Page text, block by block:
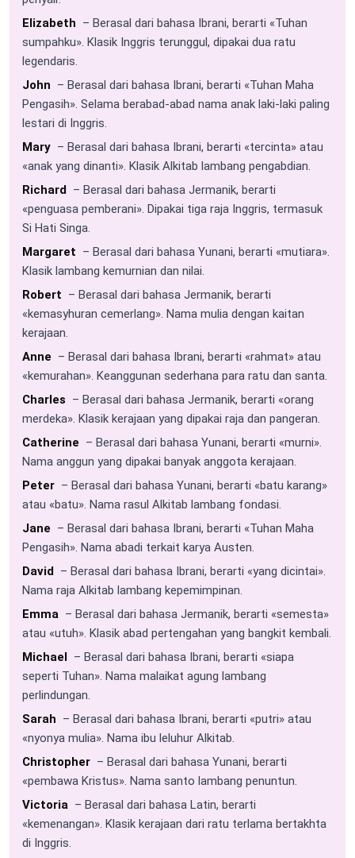
Elizabeth – Berasal dari bahasa Ibrani, berarti «Tuhan
sumpahku». Klasik Inggris terunggul, dipakai dua ratu
legendaris.
John – Berasal dari bahasa Ibrani, berarti «Tuhan Maha
Pengasih». Selama berabad-abad nama anak laki-laki paling
lestari di Inggris.
Mary – Berasal dari bahasa Ibrani, berarti «tercinta» atau
«anak yang dinanti». Klasik Alkitab lambang pengabdian.
Richard – Berasal dari bahasa Jermanik, berarti
«penguasa pemberani». Dipakai tiga raja Inggris, termasuk
Si Hati Singa.
Margaret – Berasal dari bahasa Yunani, berarti «mutiara».
Klasik lambang kemurnian dan nilai.
Robert – Berasal dari bahasa Jermanik, berarti
«kemasyhuran cemerlang». Nama mulia dengan kaitan
kerajaan.
Anne – Berasal dari bahasa Ibrani, berarti «rahmat» atau
«kemurahan». Keanggunan sederhana para ratu dan santa.
Charles – Berasal dari bahasa Jermanik, berarti «orang
merdeka». Klasik kerajaan yang dipakai raja dan pangeran.
Catherine – Berasal dari bahasa Yunani, berarti «murni».
Nama anggun yang dipakai banyak anggota kerajaan.
Peter – Berasal dari bahasa Yunani, berarti «batu karang»
atau «batu». Nama rasul Alkitab lambang fondasi.
Jane – Berasal dari bahasa Ibrani, berarti «Tuhan Maha
Pengasih». Nama abadi terkait karya Austen.
David – Berasal dari bahasa Ibrani, berarti «yang dicintai».
Nama raja Alkitab lambang kepemimpinan.
Emma – Berasal dari bahasa Jermanik, berarti «semesta»
atau «utuh». Klasik abad pertengahan yang bangkit kembali.
Michael – Berasal dari bahasa Ibrani, berarti «siapa
seperti Tuhan». Nama malaikat agung lambang
perlindungan.
Sarah – Berasal dari bahasa Ibrani, berarti «putri» atau
«nyonya mulia». Nama ibu leluhur Alkitab.
Christopher – Berasal dari bahasa Yunani, berarti
«pembawa Kristus». Nama santo lambang penuntun.
Victoria – Berasal dari bahasa Latin, berarti
«kemenangan». Klasik kerajaan dari ratu terlama bertakhta
di Inggris.